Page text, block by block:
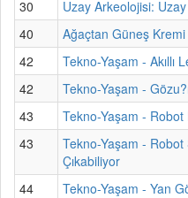
30
Uzay Arkeolojisi: Uzay
40
Ağaçtan Güneş Kremi
42
Tekno-Yaşam - Akıllı
42
Tekno-Yaşam -
43
Tekno-Yaşam - Robot
43
Tekno-Yaşam -
Çıkabiliyor
44
Tekno-Yaşam - Yan